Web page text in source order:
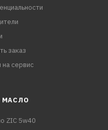
заказ
на сервис
МАСЛО
ZIC 5w40